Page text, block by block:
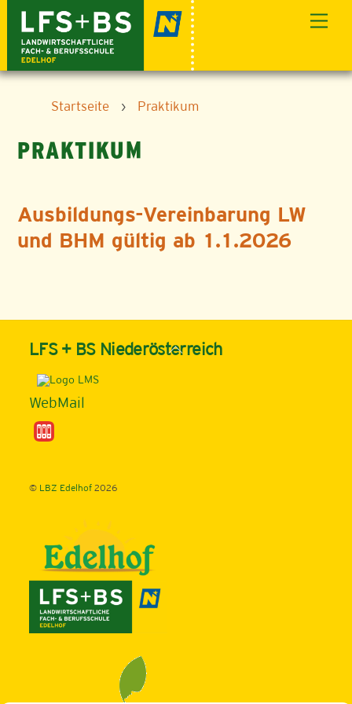
content
Startseite › Praktikum
PRAKTIKUM
Ausbildungs-Vereinbarung LW
und BHM gültig ab 1.1.2026
Back
LFS + BS Niederösterreich
WebMail
© LBZ Edelhof2026